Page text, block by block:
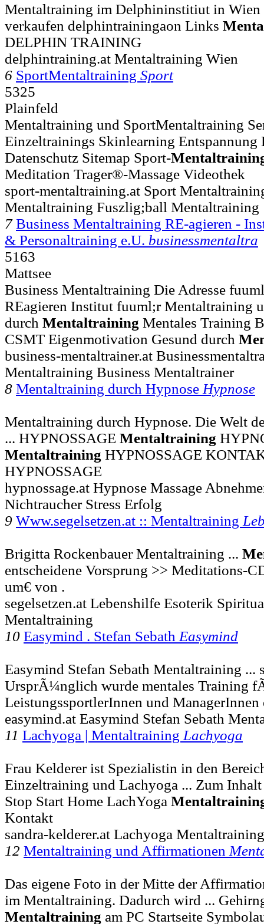
Mentaltraining im Delphininstitiut in
verkaufen delphintrainingaon Links
DELPHIN TRAINING
delphintraining.at Mentaltraining Wien
6 SportMentaltraining Sport
5325
Plainfeld
Mentaltraining und SportMentaltraining
Einzeltrainings Skinlearning Entspannung
Datenschutz Sitemap Sport-
Meditation Trager®-Massage Videothek
sport-mentaltraining.at Sport
Mentaltraining Fuszlig;ball Mentaltraining
7 Business Mentaltraining RE-agieren -
& Personaltraining e.U. businessmentaltra
5163
Mattsee
Business Mentaltraining Die Adresse
REagieren Institut fuuml;r Mentaltraining
durch Mentaltraining Mentales Training
CSMT Eigenmotivation Gesund durch
business-mentaltrainer.at
Mentaltraining Business Mentaltrainer
8 Mentaltraining durch Hypnose Hypnose
Mentaltraining durch Hypnose. Die Welt
... HYPNOSSAGE Mentaltraining
Mentaltraining HYPNOSSAGE
HYPNOSSAGE
hypnossage.at Hypnose Massage
Nichtraucher Stress Erfolg
9 Www.segelsetzen.at :: Mentaltraining
Brigitta Rockenbauer Mentaltraining ...
entscheidene Vorsprung >> Meditations-
um€ von .
segelsetzen.at Lebenshilfe Esoterik
Mentaltraining
10 Easymind . Stefan Sebath Easymind
Easymind Stefan Sebath Mentaltraining ...
UrsprÃ¼nglich wurde mentales Training
LeistungssportlerInnen und
easymind.at Easymind Stefan Sebath
11 Lachyoga | Mentaltraining Lachyoga
Frau Kelderer ist Spezialistin in den
Einzeltraining und Lachyoga ... Zum
Stop Start Home LachYoga
Kontakt
sandra-kelderer.at Lachyoga Mentaltraining
12 Mentaltraining und Affirmationen
Das eigene Foto in der Mitte der
im Mentaltraining. Dadurch wird ...
Mentaltraining am PC Startseite